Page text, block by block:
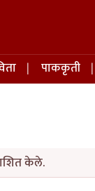
पाककृती
केले.